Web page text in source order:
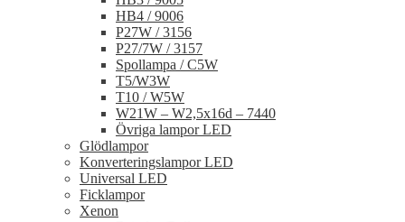
HB4 / 9006
P27W / 3156
P27/7W / 3157
Spollampa / C5W
T5/W3W
T10 / W5W
W21W – W2,5x16d – 7440
Övriga lampor LED
Glödlampor
Konverteringslampor LED
Universal LED
Ficklampor
Xenon